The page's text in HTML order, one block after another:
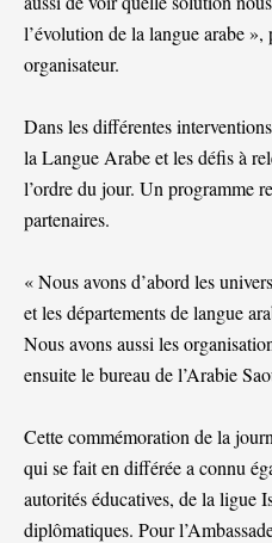
l’évolution de la langue arabe
organisateur.
Dans les différentes
la Langue Arabe et les défis à
l’ordre du jour. Un programme
partenaires.
« Nous avons d’abord les
et les départements de langue
Nous avons aussi les
ensuite le bureau de l’Arabie
Cette commémoration de la
qui se fait en différée a connu
autorités éducatives, de la ligue
diplômatiques. Pour